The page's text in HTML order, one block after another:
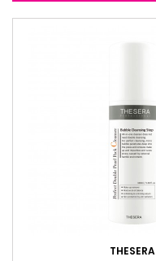
THESERA